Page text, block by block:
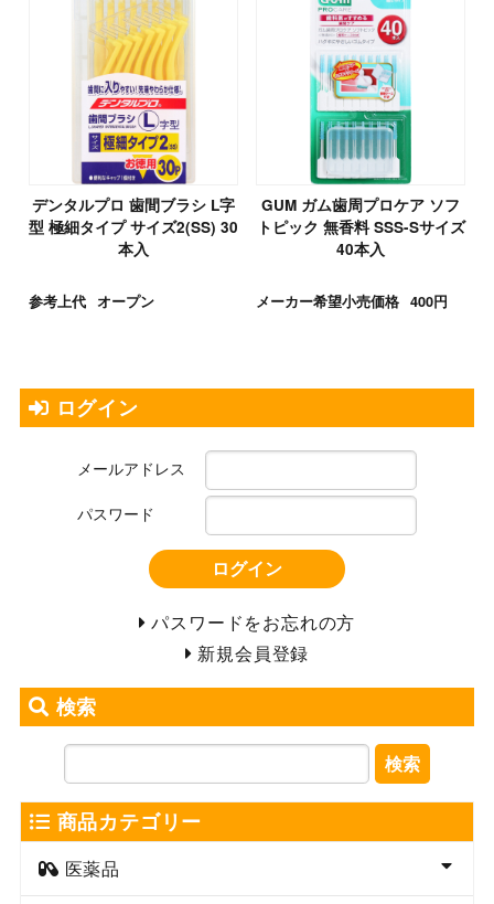
デンタルプロ 歯間ブラシ L字
型 極細タイプ サイズ2(SS) 30
本入
参考上代 オープン
GUM ガム歯周プロケア ソフ
トピック 無香料 SSS-Sサイズ
40本入
メーカー希望小売価格 400円
ログイン
メールアドレス
パスワード
ログイン
パスワードをお忘れの方
新規会員登録
検索
検索
商品カテゴリー
医薬品